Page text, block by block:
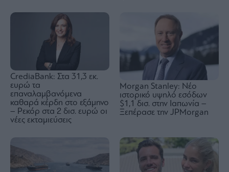
CrediaBank: Στα 31,3 εκ.
ευρώ τα
επαναλαμβανόμενα
καθαρά κέρδη στο εξάμηνο
– Ρεκόρ στα 2 δισ. ευρώ οι
νέες εκταμιεύσεις
Morgan Stanley: Νέο
ιστορικό υψηλό εσόδων
$1,1 δισ. στην Ιαπωνία –
Ξεπέρασε την JPMorgan